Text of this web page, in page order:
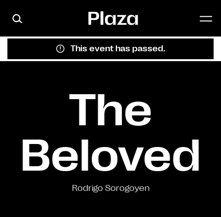
This event has passed.
The
Beloved
Rodrigo Sorogoyen